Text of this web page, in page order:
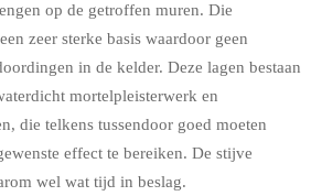
op de getroffen muren. Die
zeer sterke basis waardoor geen
in de kelder. Deze lagen bestaan
mortelpleisterwerk en
die telkens tussendoor goed moeten
effect te bereiken. De stijve
wel wat tijd in beslag.